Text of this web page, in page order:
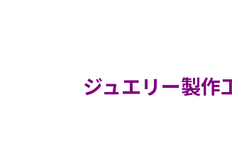
ジュエリー製作